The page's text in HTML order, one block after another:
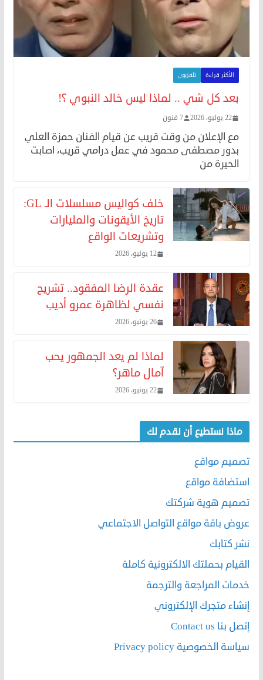
الأكثر قراءة تلفزيون
بعد كل شي .. لماذا ليس خالد النبوي ؟!
22 يوليو، 2026 7 فنون
مع الإعلان من وقت قريب عن قيام الفنان حمزة العلي
بدور مصطفى محمود في عمل درامي قريب، اصابت
الحيرة من
خلف كواليس مسلسلات الـ GL:
تاريخ الأيقونات والمليارات
وتشريعات الواقع
12 يوليو، 2026
عقدة الرضا المفقود.. تشريح
نفسي لظاهرة عمرو أديب
26 يونيو، 2026
لماذا لم يعد الجمهور يحب
آمال ماهر؟
22 يونيو، 2026
ماذا نستطيع أن نقدم لك
تصميم مواقع
استضافة مواقع
تصميم هوية شركتك
عروض باقة مواقع التواصل الاجتماعي
نشر كتابك
القيام بحملتك الالكترونية كاملة
خدمات المراجعة والترجمة
إنشاء متجرك الإلكتروني
إتصل بنا Contact us
سياسة الخصوصية Privacy policy